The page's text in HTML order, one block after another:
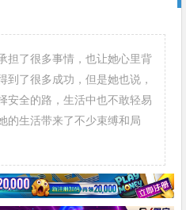
担了很多事情，也让她心里背
到了很多成功，但是她也说，
安全的路，生活中也不敢轻易
的生活带来了不少束缚和局